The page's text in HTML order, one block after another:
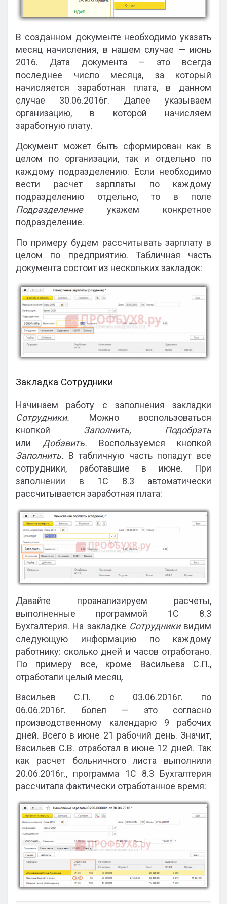
В созданном документе необходимо указать
месяц начисления, в нашем случае — июнь
2016. Дата документа – это всегда
последнее число месяца, за который
начисляется заработная плата, в данном
случае 30.06.2016г. Далее указываем
организацию, в которой начисляем
заработную плату.
Документ может быть сформирован как в
целом по организации, так и отдельно по
каждому подразделению. Если необходимо
вести расчет зарплаты по каждому
подразделению отдельно, то в поле
Подразделениеукажем конкретное
подразделение.
По примеру будем рассчитывать зарплату в
целом по предприятию. Табличная часть
документа состоит из нескольких закладок:
Закладка Сотрудники
Начинаем работу с заполнения закладки
Сотрудники. Можно воспользоваться
кнопкой Заполнить, Подобрать
или Добавить. Воспользуемся кнопкой
Заполнить. В табличную часть попадут все
сотрудники, работавшие в июне. При
заполнении в 1С 8.3 автоматически
рассчитывается заработная плата:
Давайте проанализируем расчеты,
выполненные программой 1С 8.3
Бухгалтерия. На закладке Сотрудники видим
следующую информацию по каждому
работнику: сколько дней и часов отработано.
По примеру все, кроме Васильева С.П.,
отработали целый месяц.
Васильев С.П. с 03.06.2016г. по
06.06.2016г. болел — это согласно
производственному календарю 9 рабочих
дней. Всего в июне 21 рабочий день. Значит,
Васильев С.В. отработал в июне 12 дней. Так
как расчет больничного листа выполнили
20.06.2016г., программа 1С 8.3 Бухгалтерия
рассчитала фактически отработанное время: